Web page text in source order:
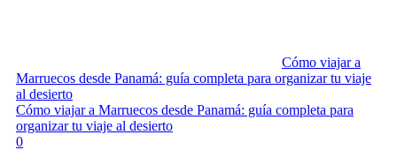
Cómo viajar a
Marruecos desde Panamá: guía completa para organizar tu viaje
al desierto
Cómo viajar a Marruecos desde Panamá: guía completa para
organizar tu viaje al desierto
0